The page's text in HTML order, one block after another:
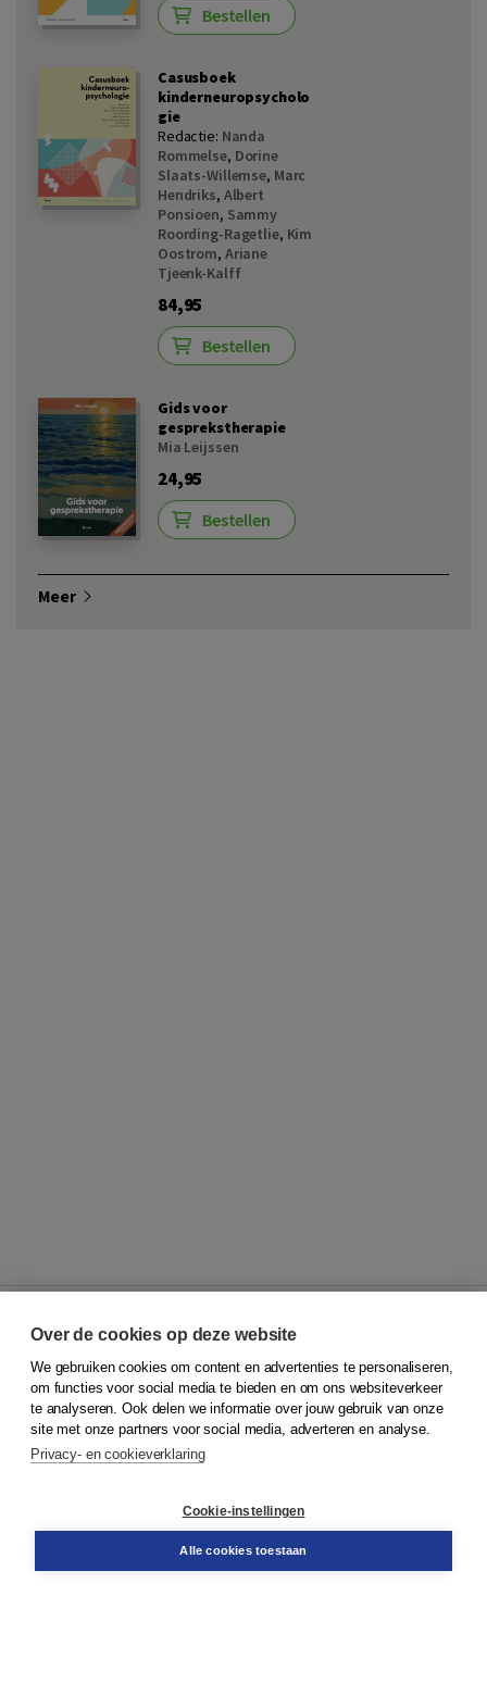
Bestellen
Casusboek
kinderneuropsycholo
gie
Redactie: Nanda
Rommelse, Dorine
Slaats-Willemse, Marc
Hendriks, Albert
Ponsioen, Sammy
Roording-Ragetlie, Kim
Oostrom, Ariane
Tjeenk-Kalff
84,95
Bestellen
Gids voor
gesprekstherapie
Mia Leijssen
24,95
Bestellen
Meer
© 2026Koninklijke Boom uitgevers
Klantenservice
Service & informatie
Contact
Over de cookies op deze website
We gebruiken cookies om content en advertenties te personaliseren,
om functies voor social media te bieden en om ons websiteverkeer
te analyseren. Ook delen we informatie over jouw gebruik van onze
site met onze partners voor social media, adverteren en analyse.
Privacy- en cookieverklaring
Cookie-instellingen
Alle cookies toestaan